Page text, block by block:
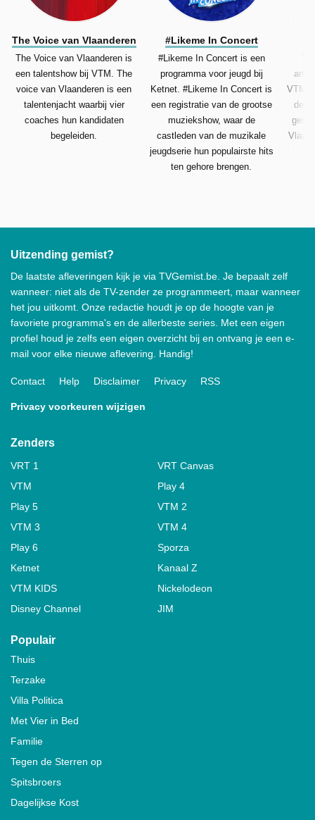
The Voice van Vlaanderen
The Voice van Vlaanderen is
een talentshow bij VTM. The
voice van Vlaanderen is een
talentenjacht waarbij vier
coaches hun kandidaten
begeleiden.
#Likeme In Concert
#Likeme In Concert is een
programma voor jeugd bij
Ketnet. #Likeme In Concert is
een registratie van de grootse
muziekshow, waar de
castleden van de muzikale
jeugdserie hun populairste hits
ten gehore brengen.
VTM.
de
Uitzending gemist?
De laatste afleveringen kijk je via TVGemist.be. Je bepaalt zelf
wanneer: niet als de TV-zender ze programmeert, maar wanneer
het jou uitkomt. Onze redactie houdt je op de hoogte van je
favoriete programma's en de allerbeste series. Met een eigen
profiel houd je zelfs een eigen overzicht bij en ontvang je een e-
mail voor elke nieuwe aflevering. Handig!
Contact Help Disclaimer Privacy RSS
Privacy voorkeuren wijzigen
Zenders
VRT 1
VRT Canvas
VTM
Play 4
Play 5
VTM 2
VTM 3
VTM 4
Play 6
Sporza
Ketnet
Kanaal Z
VTM KIDS
Nickelodeon
Disney Channel
JIM
Populair
Thuis
Terzake
Villa Politica
Met Vier in Bed
Familie
Tegen de Sterren op
Spitsbroers
Dagelijkse Kost